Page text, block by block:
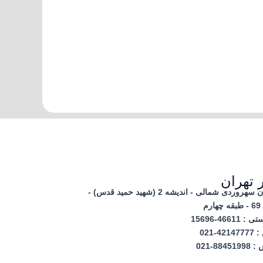
تهران
خیابان سهروردی شمالی - اندیشه 2 (شهید حمید قدس) -
15696
021
021